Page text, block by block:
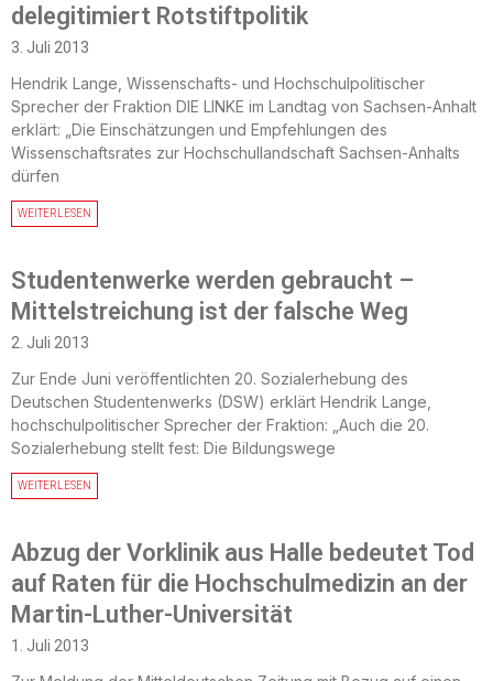
delegitimiert Rotstiftpolitik
3. Juli 2013
Hendrik Lange, Wissenschafts- und Hochschulpolitischer
Sprecher der Fraktion DIE LINKE im Landtag von Sachsen-Anhalt
erklärt: „Die Einschätzungen und Empfehlungen des
Wissenschaftsrates zur Hochschullandschaft Sachsen-Anhalts
dürfen
WEITERLESEN
Studentenwerke werden gebraucht –
Mittelstreichung ist der falsche Weg
2. Juli 2013
Zur Ende Juni veröffentlichten 20. Sozialerhebung des
Deutschen Studentenwerks (DSW) erklärt Hendrik Lange,
hochschulpolitischer Sprecher der Fraktion: „Auch die 20.
Sozialerhebung stellt fest: Die Bildungswege
WEITERLESEN
Abzug der Vorklinik aus Halle bedeutet Tod
auf Raten für die Hochschulmedizin an der
Martin-Luther-Universität
1. Juli 2013